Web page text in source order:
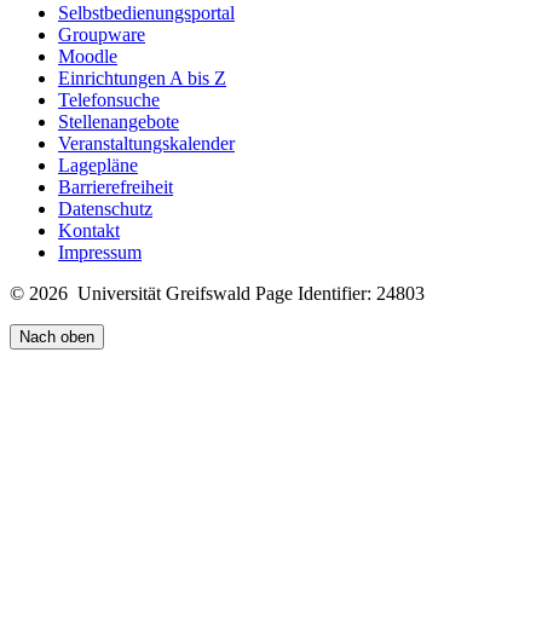
Selbstbedienungsportal
Groupware
Moodle
Einrichtungen A bis Z
Telefonsuche
Stellenangebote
Veranstaltungskalender
Lagepläne
Barrierefreiheit
Datenschutz
Kontakt
Impressum
© 2026 Universität Greifswald Page Identifier: 24803
Nach oben